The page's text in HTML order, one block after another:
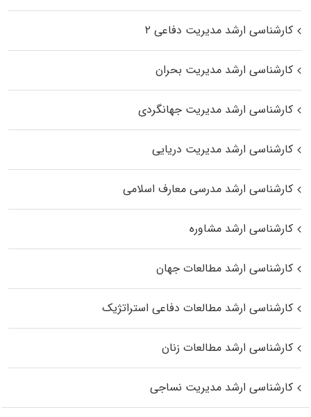
کارشناسی ارشد مدیریت دفاعی ۲
کارشناسی ارشد مدیریت بحران
کارشناسی ارشد مدیریت جهانگردی
کارشناسی ارشد مدیریت دریایی
کارشناسی ارشد مدرسی معارف اسلامی
کارشناسی ارشد مشاوره
کارشناسی ارشد مطالعات جهان
کارشناسی ارشد مطالعات دفاعی استراتژیک
کارشناسی ارشد مطالعات زنان
کارشناسی ارشد مدیریت نساجی